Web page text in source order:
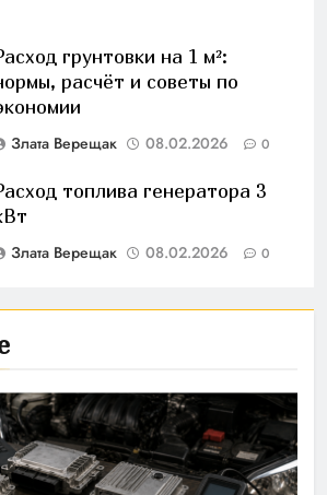
грунтовки на 1 м²:
расчёт и советы по
Злата Верещак 08.02.2026 0
топлива генератора 3
Злата Верещак 08.02.2026 0